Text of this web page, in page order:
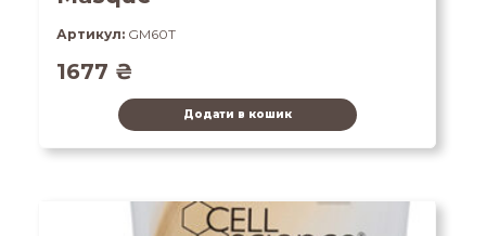
Артикул: GM60T
1677 ₴
Додати в кошик